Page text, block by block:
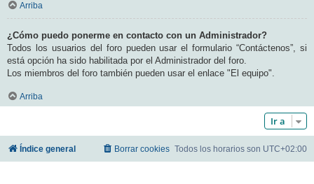
Arriba
¿Cómo puedo ponerme en contacto con un Administrador?
Todos los usuarios del foro pueden usar el formulario “Contáctenos”, si
está opción ha sido habilitada por el Administrador del foro.
Los miembros del foro también pueden usar el enlace "El equipo".
Arriba
Ir a
Índice general Todos los horarios son UTC+02:00
Borrar cookies